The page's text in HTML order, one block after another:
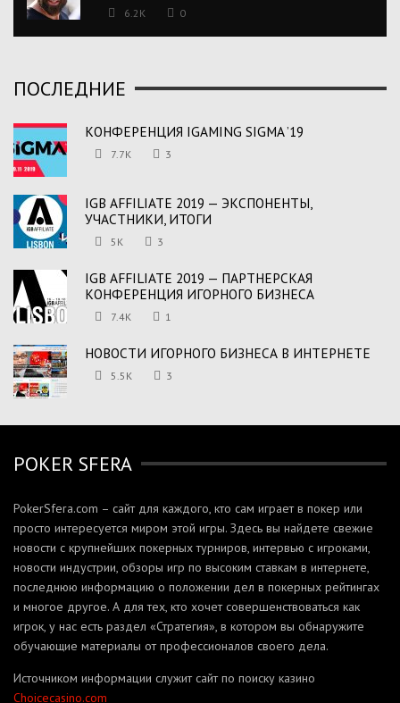
6.2K 0
ПОСЛЕДНИЕ
КОНФЕРЕНЦИЯ IGAMING SIGMA ’19
7.7K 3
IGB AFFILIATE 2019 — ЭКСПОНЕНТЫ,
УЧАСТНИКИ, ИТОГИ
5K 3
IGB AFFILIATE 2019 — ПАРТНЕРСКАЯ
КОНФЕРЕНЦИЯ ИГОРНОГО БИЗНЕСА
7.4K 1
НОВОСТИ ИГОРНОГО БИЗНЕСА В ИНТЕРНЕТЕ
5.5K 3
POKER SFERA
PokerSfera.com – сайт для каждого, кто сам играет в покер или
просто интересуется миром этой игры. Здесь вы найдете свежие
новости с крупнейших покерных турниров, интервью с игроками,
новости индустрии, обзоры игр по высоким ставкам в интернете,
последнюю информацию о положении дел в покерных рейтингах
и многое другое. А для тех, кто хочет совершенствоваться как
игрок, у нас есть раздел «Стратегия», в котором вы обнаружите
обучающие материалы от профессионалов своего дела.
Источником информации служит сайт по поиску казино
Сhoicecasino.com